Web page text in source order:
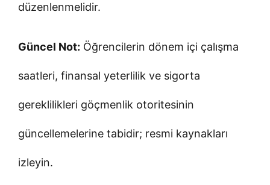
düzenlenmelidir.
Güncel Not: Öğrencilerin dönem içi çalışma
saatleri, finansal yeterlilik ve sigorta
gereklilikleri göçmenlik otoritesinin
güncellemelerine tabidir; resmi kaynakları
izleyin.